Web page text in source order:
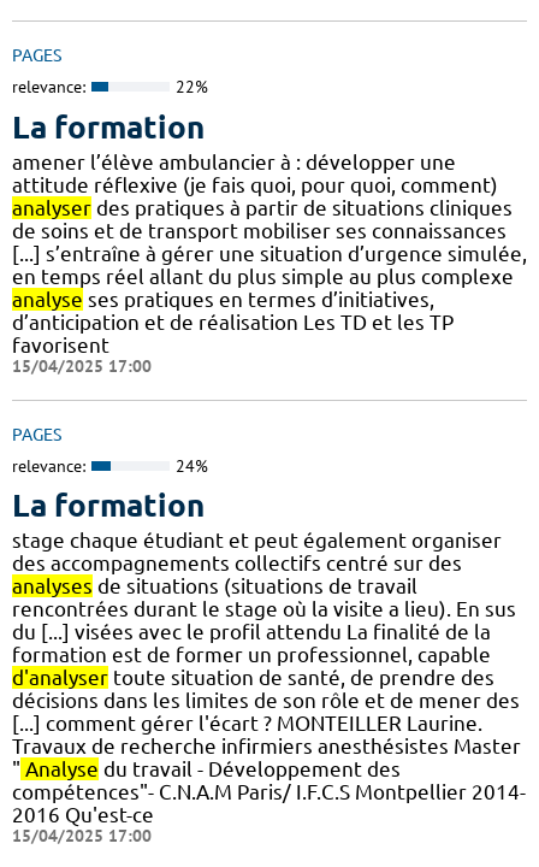
PAGES
relevance: 22%
La formation
amener l’élève ambulancier à : développer une
attitude réflexive (je fais quoi, pour quoi, comment)
analyser des pratiques à partir de situations cliniques
de soins et de transport mobiliser ses connaissances
[...] s’entraîne à gérer une situation d’urgence simulée,
en temps réel allant du plus simple au plus complexe
analyse ses pratiques en termes d’initiatives,
d’anticipation et de réalisation Les TD et les TP
favorisent
15/04/2025 17:00
PAGES
relevance: 24%
La formation
stage chaque étudiant et peut également organiser
des accompagnements collectifs centré sur des
analyses de situations (situations de travail
rencontrées durant le stage où la visite a lieu). En sus
du [...] visées avec le profil attendu La finalité de la
formation est de former un professionnel, capable
d'analyser toute situation de santé, de prendre des
décisions dans les limites de son rôle et de mener des
[...] comment gérer l'écart ? MONTEILLER Laurine.
Travaux de recherche infirmiers anesthésistes Master
" Analyse du travail - Développement des
compétences"- C.N.A.M Paris/ I.F.C.S Montpellier 2014-
2016 Qu'est-ce
15/04/2025 17:00